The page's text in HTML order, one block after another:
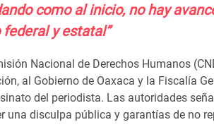
como al inicio, no hay
y estatal”
Nacional de Derechos Humanos
al Gobierno de Oaxaca y la Fiscalía
del periodista. Las autoridades
una disculpa pública y garantías de no